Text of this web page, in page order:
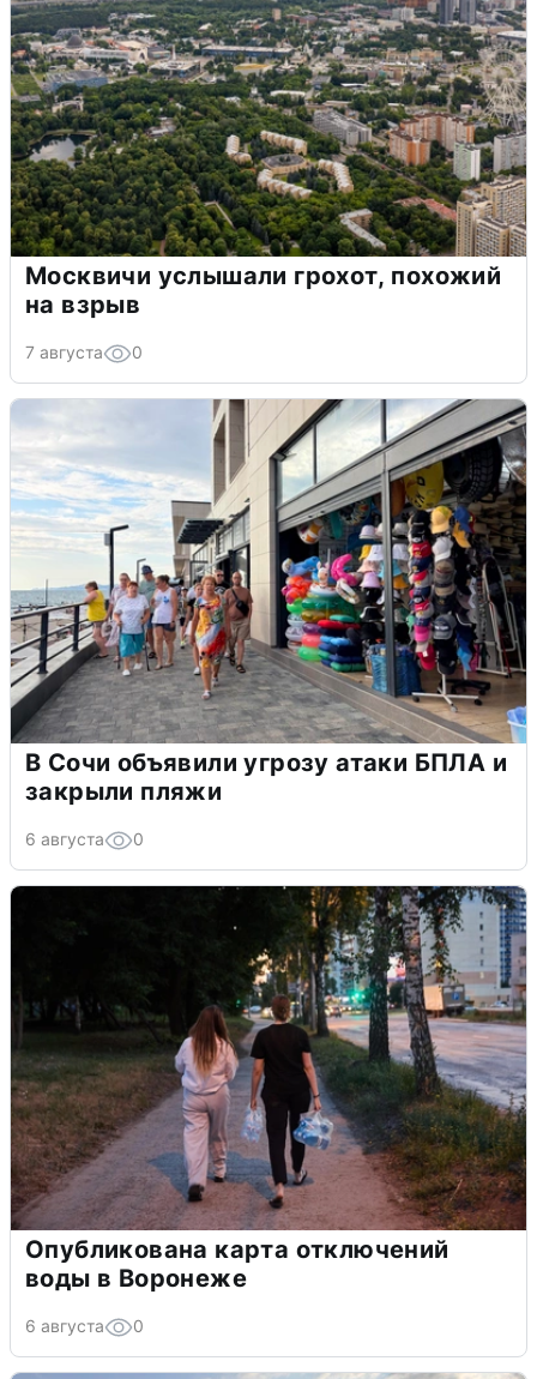
Москвичи услышали грохот, похожий
на взрыв
7 августа 0
В Сочи объявили угрозу атаки БПЛА и
закрыли пляжи
6 августа 0
Опубликована карта отключений
воды в Воронеже
6 августа 0